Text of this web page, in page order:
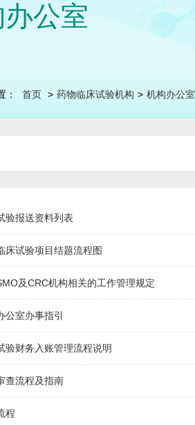
公室
： 首页 > 药物临床试验机构 > 机构办公室
验报送资料列表
床试验项目结题流程图
及CRC机构相关的工作管理规定
公室办事指引
验财务入账管理流程说明
查流程及指南
程